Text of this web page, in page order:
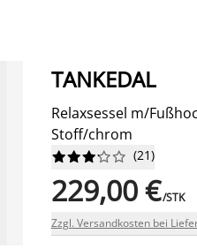
TANKEDAL
Relaxsessel m/
Stoff/chrom





 (21)
229,00 €/STK
Zzgl. Versandkosten bei